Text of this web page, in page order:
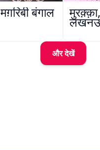
मग़रिबी बंगाल मुरक़्क़ा,
और देखें